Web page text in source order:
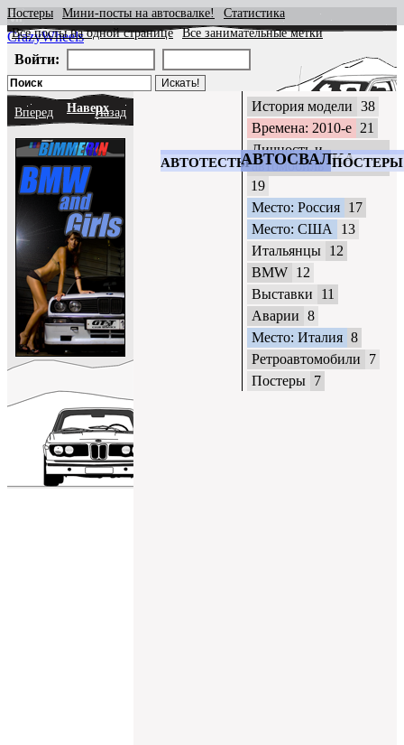
CrazyWheels
АВТОТЕСТЫАВТОСВАЛКАПОСТЕРЫ
Постеры Мини-посты на автосвалке!
Статистика
Все посты на одной странице
Все занимательные метки
Войти:
Вперед НаверхНазад История модели 38
Времена: 2010-е 21
Личность и
автомобиль
19
Место: Россия 17
Место: США
13
Итальянцы 12
BMW 12
Выставки
11
Аварии 8
Место: Италия 8
Ретроавтомобили
7
Постеры 7